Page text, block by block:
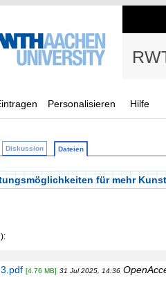
Personalisieren Hilfe
Diskussion Dateien
für mehr
[4.76 MB] 31 Jul 2025, 14:36